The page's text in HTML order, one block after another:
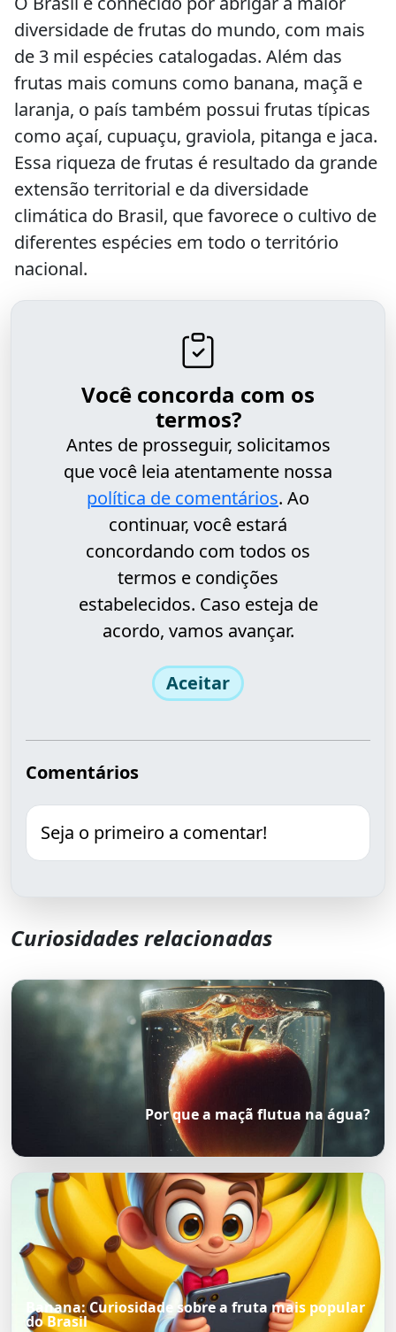
diversidade de frutas do mundo, com mais
de 3 mil espécies catalogadas. Além das
frutas mais comuns como banana, maçã e
laranja, o país também possui frutas típicas
como açaí, cupuaçu, graviola, pitanga e jaca.
Essa riqueza de frutas é resultado da grande
extensão territorial e da diversidade
climática do Brasil, que favorece o cultivo de
diferentes espécies em todo o território
nacional.
Você concorda com os
termos?
Antes de prosseguir, solicitamos
que você leia atentamente nossa
política de comentários. Ao
continuar, você estará
concordando com todos os
termos e condições
estabelecidos. Caso esteja de
acordo, vamos avançar.
Aceitar
Comentários
Seja o primeiro a comentar!
Curiosidades relacionadas
Por que a maçã flutua na água?
Banana: Curiosidade sobre a fruta mais popular
do Brasil